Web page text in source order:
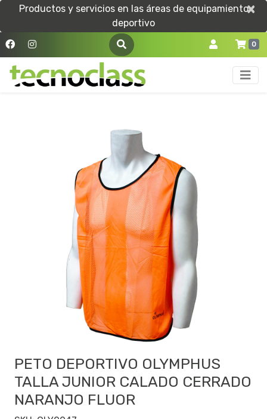
Productos y servicios en las áreas de equipamiento
deportivo
×
×
0
PETO DEPORTIVO OLYMPHUS
TALLA JUNIOR CALADO CERRADO
NARANJO FLUOR